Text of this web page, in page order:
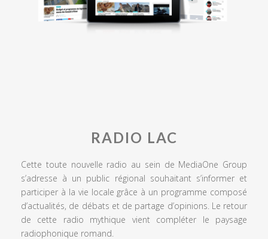
RADIO LAC
Cette toute nouvelle radio au sein de MediaOne Group
s’adresse à un public régional souhaitant s’informer et
participer à la vie locale grâce à un programme composé
d’actualités, de débats et de partage d’opinions. Le retour
de cette radio mythique vient compléter le paysage
radiophonique romand.